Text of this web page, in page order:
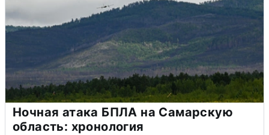
Ночная атака БПЛА на Самарскую
область: хронология